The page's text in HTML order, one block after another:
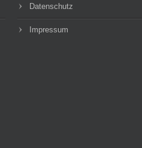
Datenschutz
Impressum